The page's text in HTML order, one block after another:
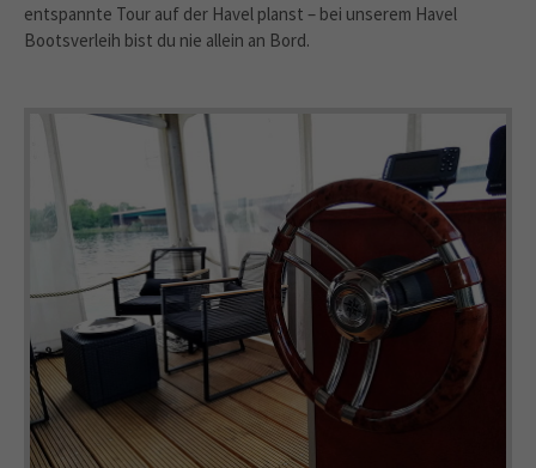
entspannte Tour auf der Havel planst – bei unserem Havel
Bootsverleih bist du nie allein an Bord.